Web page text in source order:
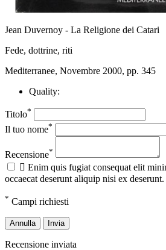
Jean Duvernoy - La Religione dei Catari
Fede, dottrine, riti
Mediterranee, Novembre 2000, pp. 345
Quality:
Titolo*
Il tuo nome*
Recensione*
 Enim quis fugiat consequat elit
occaecat deserunt aliquip nisi ex deserunt.
* Campi richiesti
Annulla Invia
Recensione inviata